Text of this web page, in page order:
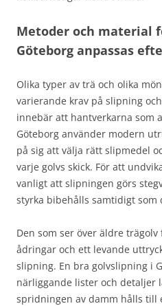
Metoder och material
Göteborg anpassas
Olika typer av trä och olika
varierande krav på slipning
innebär att hantverkarna som
Göteborg använder modern
på sig att välja rätt slipmedel
varje golvs skick. För att
vanligt att slipningen görs
styrka bibehålls samtidigt som
Den som ser över äldre
ådringar och ett levande
slipning. En bra golvslipning i
närliggande lister och detaljer
spridningen av damm hålls till